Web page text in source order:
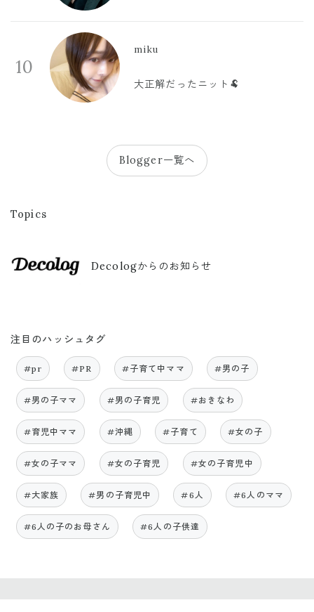
10
miku
大正解だったニット🐏
Blogger一覧へ
Topics
Decologからのお知らせ
注目のハッシュタグ
#pr #PR #子育て中ママ #男の子
#男の子ママ #男の子育児 #おきなわ
#育児中ママ #沖縄 #子育て #女の子
#女の子ママ #女の子育児 #女の子育児中
#大家族 #男の子育児中 #6人 #6人のママ
#6人の子のお母さん #6人の子供達